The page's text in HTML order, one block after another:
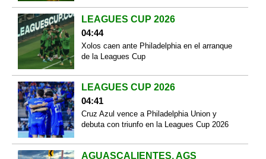
LEAGUES CUP 2026
04:44
Xolos caen ante Philadelphia en el arranque
de la Leagues Cup
LEAGUES CUP 2026
04:41
Cruz Azul vence a Philadelphia Union y
debuta con triunfo en la Leagues Cup 2026
AGUASCALIENTES, AGS